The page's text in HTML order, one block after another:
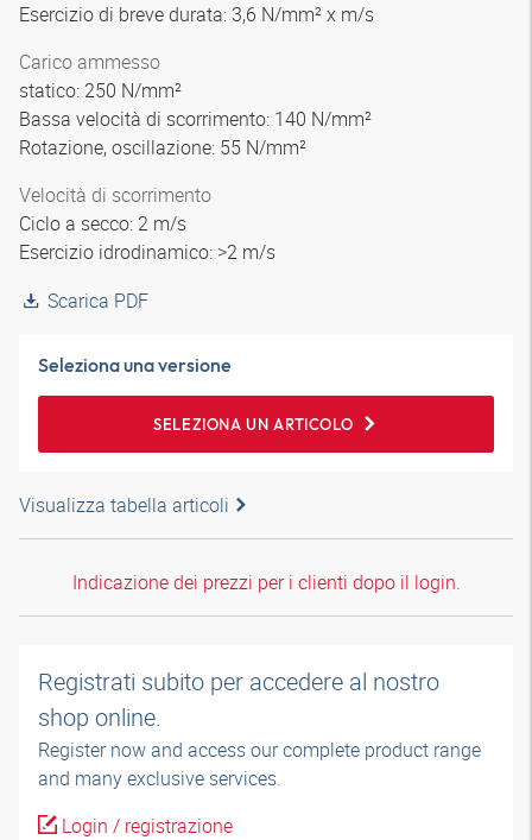
Esercizio di breve durata: 3,6 N/mm² x m/s
Carico ammesso
statico: 250 N/mm²
Bassa velocità di scorrimento: 140 N/mm²
Rotazione, oscillazione: 55 N/mm²
Velocità di scorrimento
Ciclo a secco: 2 m/s
Esercizio idrodinamico: >2 m/s
Scarica PDF
Seleziona una versione
SELEZIONA UN ARTICOLO
Visualizza tabella articoli
Indicazione dei prezzi per i clienti dopo il login.
Registrati subito per accedere al nostro
shop online.
Register now and access our complete product range
and many exclusive services.
Login / registrazione